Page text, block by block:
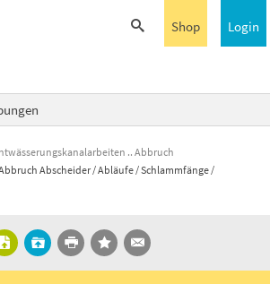
Login
Shop
Abbruch
Abscheider / Abläufe / Schlammfänge /